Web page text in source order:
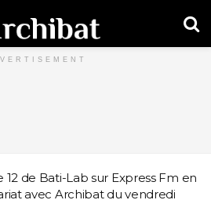
12 de Bati-Lab sur Express Fm en
avec Archibat du vendredi